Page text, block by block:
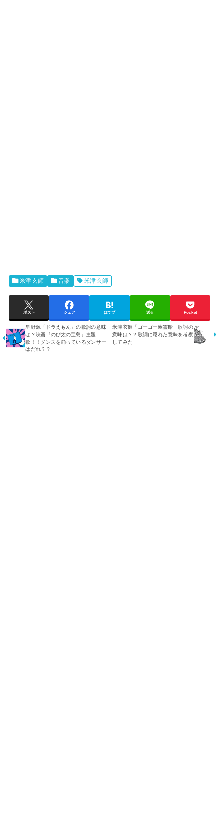
米津玄師 音楽 米津玄師
ポスト シェア はてブ 送る Pocket
星野源「ドラえもん」の歌詞の意味
は？映画『のび太の宝島』主題
歌！！ダンスを踊っているダンサー
はだれ？？
米津玄師「ゴーゴー幽霊船」歌詞の
意味は？？歌詞に隠れた意味を考察
してみた